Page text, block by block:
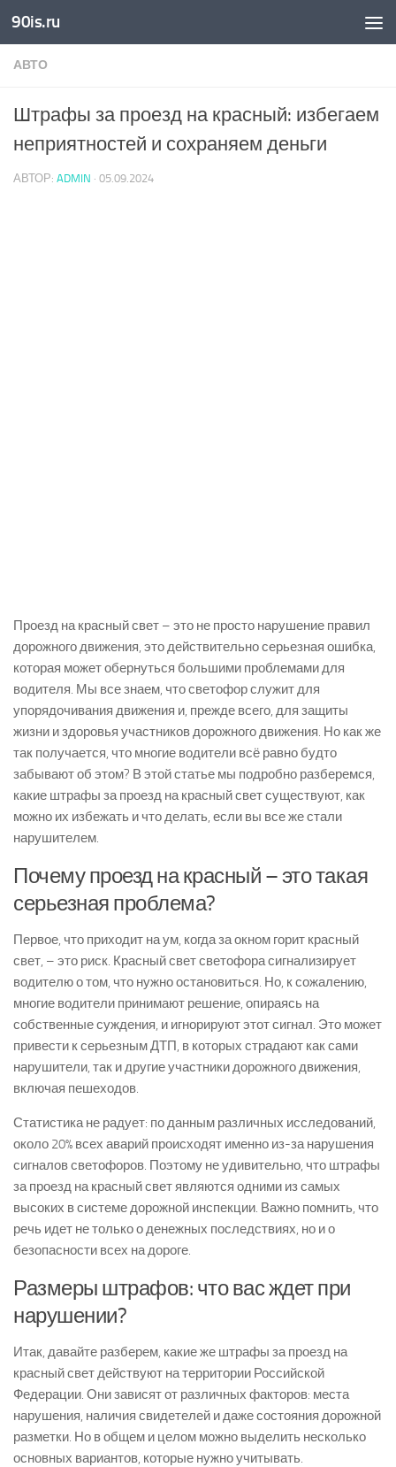
Skip to content
90is.ru
АВТО
Штрафы за проезд на красный: избегаем
неприятностей и сохраняем деньги
АВТОР: ADMIN · 05.09.2024
Проезд на красный свет – это не просто нарушение правил
дорожного движения, это действительно серьезная ошибка,
которая может обернуться большими проблемами для
водителя. Мы все знаем, что светофор служит для
упорядочивания движения и, прежде всего, для защиты
жизни и здоровья участников дорожного движения. Но как же
так получается, что многие водители всё равно будто
забывают об этом? В этой статье мы подробно разберемся,
какие штрафы за проезд на красный свет существуют, как
можно их избежать и что делать, если вы все же стали
нарушителем.
Почему проезд на красный – это такая
серьезная проблема?
Первое, что приходит на ум, когда за окном горит красный
свет, – это риск. Красный свет светофора сигнализирует
водителю о том, что нужно остановиться. Но, к сожалению,
многие водители принимают решение, опираясь на
собственные суждения, и игнорируют этот сигнал. Это может
привести к серьезным ДТП, в которых страдают как сами
нарушители, так и другие участники дорожного движения,
включая пешеходов.
Статистика не радует: по данным различных исследований,
около 20% всех аварий происходят именно из-за нарушения
сигналов светофоров. Поэтому не удивительно, что штрафы
за проезд на красный свет являются одними из самых
высоких в системе дорожной инспекции. Важно помнить, что
речь идет не только о денежных последствиях, но и о
безопасности всех на дороге.
Размеры штрафов: что вас ждет при
нарушении?
Итак, давайте разберем, какие же штрафы за проезд на
красный свет действуют на территории Российской
Федерации. Они зависят от различных факторов: места
нарушения, наличия свидетелей и даже состояния дорожной
разметки. Но в общем и целом можно выделить несколько
основных вариантов, которые нужно учитывать.